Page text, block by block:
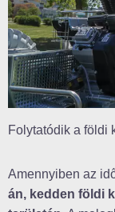
Folytatódik a földi
Amennyiben az
án, kedden földi